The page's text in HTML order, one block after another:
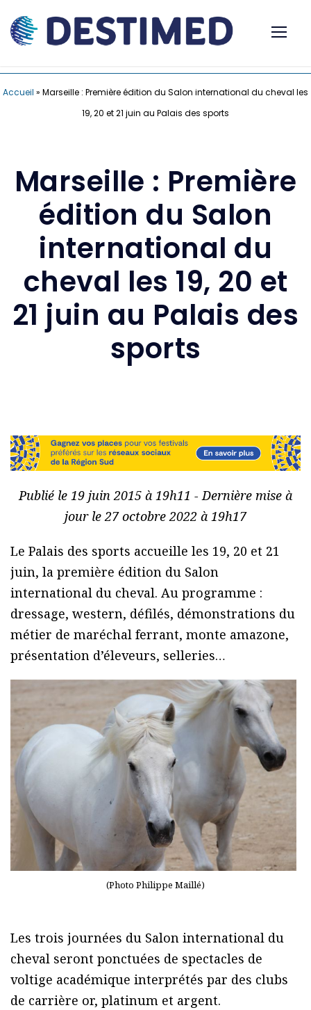
Accueil » Marseille : Première édition du Salon international du cheval les
19, 20 et 21 juin au Palais des sports
Marseille : Première
édition du Salon
international du
cheval les 19, 20 et
21 juin au Palais des
sports
Publié le 19 juin 2015 à 19h11 - Dernière mise à
jour le 27 octobre 2022 à 19h17
Le Palais des sports accueille les 19, 20 et 21
juin, la première édition du Salon
international du cheval. Au programme :
dressage, western, défilés, démonstrations du
métier de maréchal ferrant, monte amazone,
présentation d’éleveurs, selleries…
(Photo Philippe Maillé)
Les trois journées du Salon international du
cheval seront ponctuées de spectacles de
voltige académique interprétés par des clubs
de carrière or, platinum et argent.